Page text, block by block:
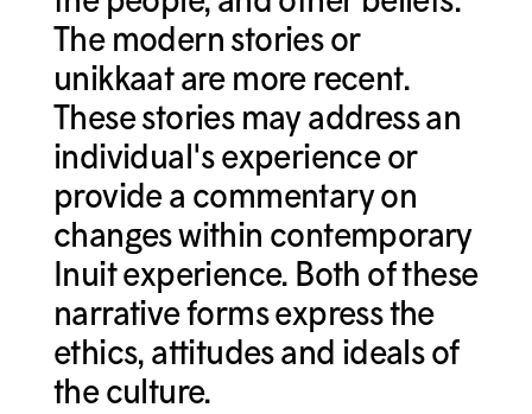
The modern stories or
unikkaat are more recent.
These stories may address an
individual's experience or
provide a commentary on
changes within contemporary
Inuit experience. Both of these
narrative forms express the
ethics, attitudes and ideals of
the culture.